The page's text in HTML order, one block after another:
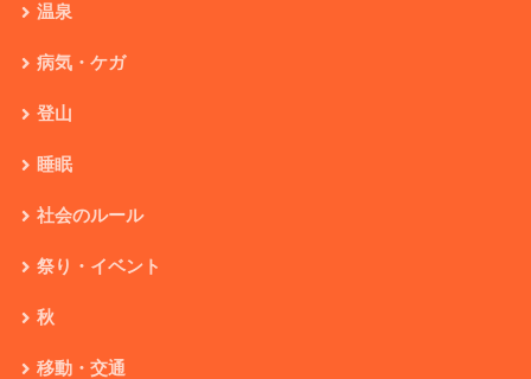
温泉
病気・ケガ
登山
睡眠
社会のルール
祭り・イベント
秋
移動・交通